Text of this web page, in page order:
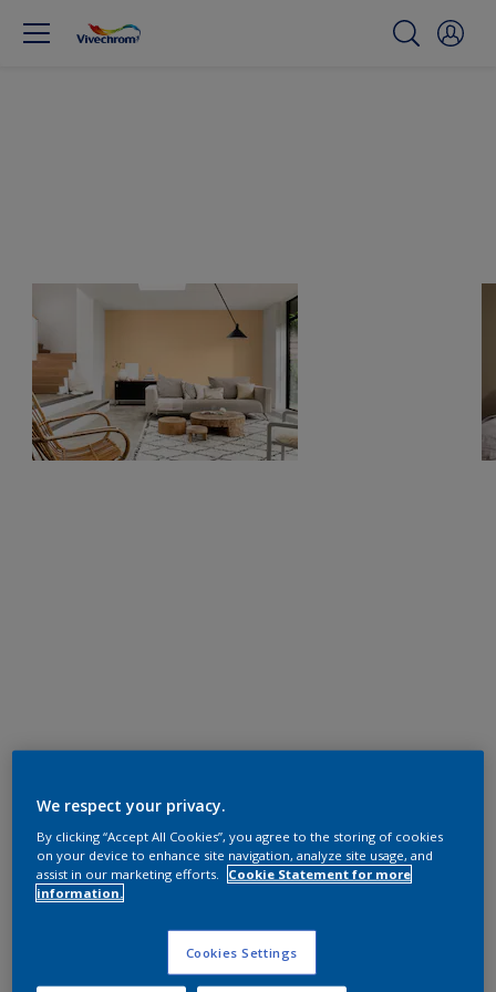
We respect your privacy.
By clicking “Accept All Cookies”, you agree to the storing of cookies
on your device to enhance site navigation, analyze site usage, and
assist in our marketing efforts.
Cookie Statement for more
information.
Cookies Settings